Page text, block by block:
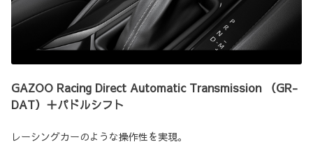
GAZOO Racing Direct Automatic Transmission （GR-
DAT）＋パドルシフト
レーシングカーのような操作性を実現。